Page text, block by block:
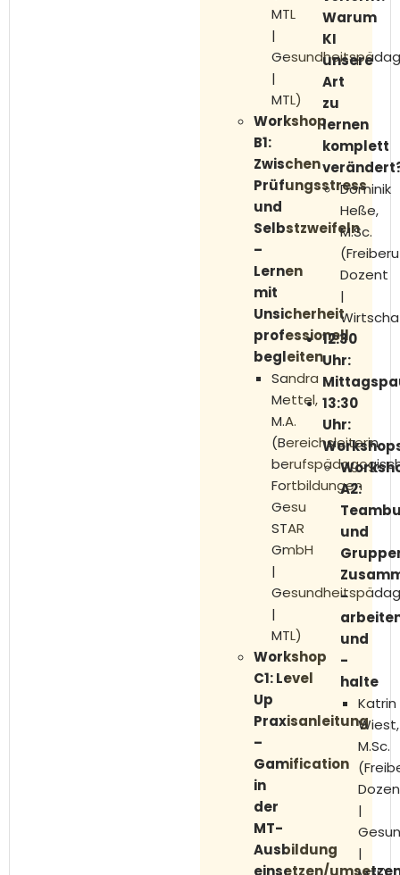
MTL
|
|
MTL)
Workshop
B1:
Zwischen
Prüfungsstress
und
Selbstzweifeln
–
Lernen
mit
Unsicherheit
professionell
begleiten
Sandra
Mettel,
M.A.
(Bereichsleiterin
Fortbildungen
Gesu
STAR
GmbH
|
|
MTL)
Workshop
C1: Level
Up
Praxisanleitung
–
Gamification
in
der
MT-
Ausbildung
einsetzen/
Warum
KI
unsere
Art
zu
lernen
komplett
Dominik
Heße,
M.Sc.
Dozent
|
12:30
Uhr:
13:30
Uhr:
A2:
und
-
und
-
halte
Katrin
Wiest,
M.Sc.
|
|